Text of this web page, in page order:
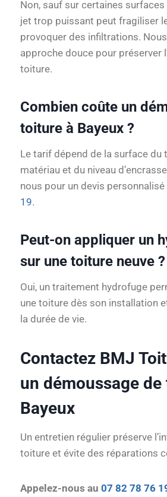
Non, sauf sur certaines
jet trop puissant peut fragiliser
provoquer des infiltrations.
approche douce pour préserver
toiture.
Combien coûte un
toiture à Bayeux ?
Le tarif dépend de la surface du
matériau et du niveau
nous pour un devis personnalisé
19.
Peut-on appliquer un
sur une toiture neuve ?
Oui, un traitement hydrofuge
une toiture dès son installation
la durée de vie.
Contactez BMJ
un démoussage
Bayeux
Un entretien régulier préserve
toiture et évite des réparations
Appelez-nous au 07 82 78 76